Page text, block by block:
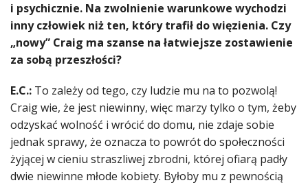
i psychicznie. Na zwolnienie warunkowe wychodzi
inny człowiek niż ten, który trafił do więzienia. Czy
„nowy” Craig ma szanse na łatwiejsze zostawienie
za sobą przeszłości?
E.C.: To zależy od tego, czy ludzie mu na to pozwolą!
Craig wie, że jest niewinny, więc marzy tylko o tym, żeby
odzyskać wolność i wrócić do domu, nie zdaje sobie
jednak sprawy, że oznacza to powrót do społeczności
żyjącej w cieniu straszliwej zbrodni, której ofiarą padły
dwie niewinne młode kobiety. Byłoby mu z pewnością